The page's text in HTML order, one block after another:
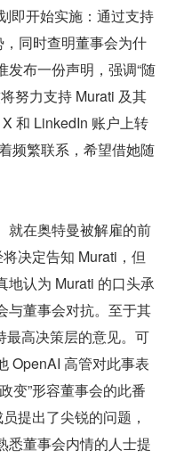
即开始实施：通过支持
同时查明董事会为什
布一份声明，强调“随
努力支持 Murati 及其
和 LinkedIn 账户上转
频繁联系，希望借她随
就在奥特曼被解雇的前
决定告知 Murati，但
地认为 Murati 的口头承
与董事会对抗。至于其
最高决策层的意见。可
OpenAI 高管对此事表
变”形容董事会的此番
提出了尖锐的问题，
悉董事会内情的人士提